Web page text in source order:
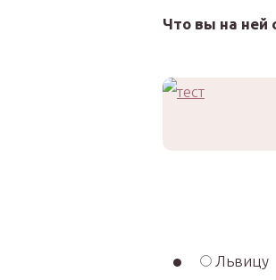
Что вы на ней
Львицу